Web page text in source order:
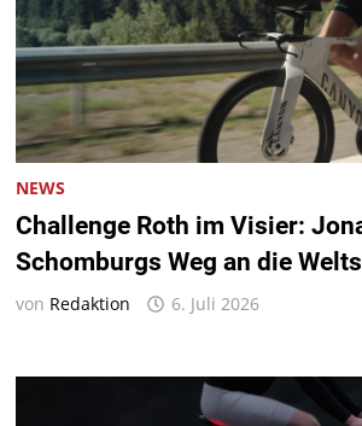
NEWS
Challenge Roth im Visier:
Schomburgs Weg an die
von Redaktion 6. Juli 2026